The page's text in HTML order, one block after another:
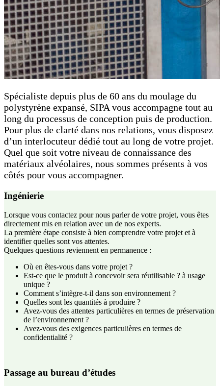
Spécialiste depuis plus de 60 ans du moulage du
polystyrène expansé, SIPA vous accompagne tout au
long du processus de conception puis de production.
Pour plus de clarté dans nos relations, vous disposez
d’un interlocuteur dédié tout au long de votre projet.
Quel que soit votre niveau de connaissance des
matériaux alvéolaires, nous sommes présents à vos
côtés pour vous accompagner.
Ingénierie
Lorsque vous contactez pour nous parler de votre projet, vous êtes
directement mis en relation avec un de nos experts.
La première étape consiste à bien comprendre votre projet et à
identifier quelles sont vos attentes.
Quelques questions reviennent en permanence :
Où en êtes-vous dans votre projet ?
Est-ce que le produit à concevoir sera réutilisable ? à usage
unique ?
Comment s’intègre-t-il dans son environnement ?
Quelles sont les quantités à produire ?
Avez-vous des attentes particulières en termes de préservation
de l’environnement ?
Avez-vous des exigences particulières en termes de
confidentialité ?
Passage au bureau d’études